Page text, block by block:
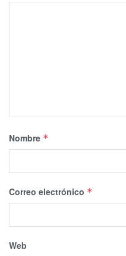
Nombre *
Correo electrónico *
Web